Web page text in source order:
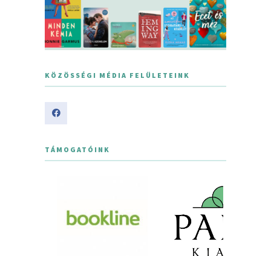
KÖZÖSSÉGI MÉDIA FELÜLETEINK
TÁMOGATÓINK